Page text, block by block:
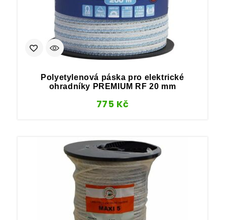
Polyetylenová páska pro elektrické
ohradníky PREMIUM RF 20 mm
775 Kč